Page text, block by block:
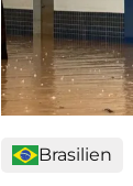
Brasilien